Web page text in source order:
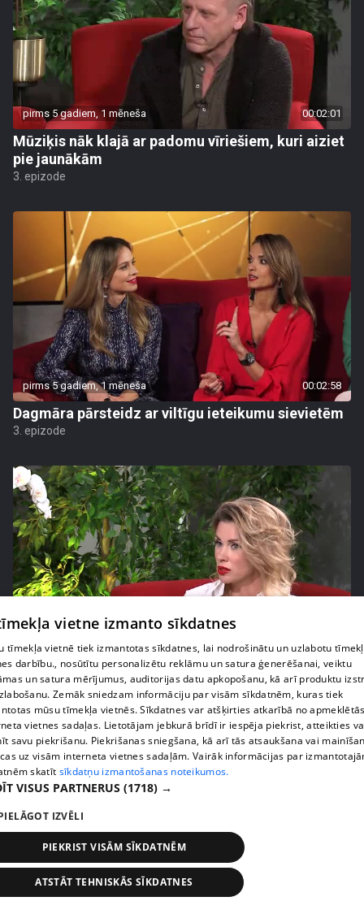
pirms 5 gadiem, 1 mēneša 00:02:01
Mūziķis nāk klajā ar padomu vīriešiem, kuri aiziet
pie jaunākām
3. epizode
pirms 5 gadiem, 1 mēneša 00:02:58
Dagmāra pārsteidz ar viltīgu ieteikumu sievietēm
3. epizode
Lieckalniņa par attiecībām: spārītes nevar
draudzēties ar krokodiliem
vietne izmanto sīkdatnes
tīmekļa vietnē tiek izmantotas sīkdatnes, lai nodrošinātu un uzlabotu
darbību., nosūtītu personalizētu reklāmu un satura ģenerēšanai, veiktu
un satura mērījumus, auditorijas datu apkopošanu, kā arī produktu
Zemāk sniedzam informāciju par visām sīkdatnēm, kuras tiek
mūsu tīmekļa vietnēs. Sīkdatnes var atšķirties atkarībā no
vietnes sadaļas. Lietotājam jebkurā brīdī ir iespēja piekrist, atteikties
savu piekrišanu. Piekrišanas sniegšana, kā arī tās atsaukšana vai
uz visām interneta vietnes sadaļām. Vairāk informācijas par
skatīt sīkdatņu izmantošanas noteikumos.
VISUS PARTNERUS (1718) →
IZVĒLI
PIEKRIST VISĀM SĪKDATNĒM
ATSTĀT TEHNISKĀS SĪKDATNES